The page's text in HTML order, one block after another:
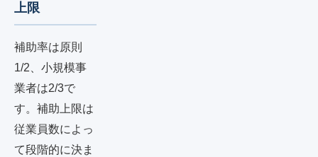
上限
補助率は原則
1/2、小規模事
業者は2/3で
す。補助上限は
従業員数によっ
て段階的に決ま